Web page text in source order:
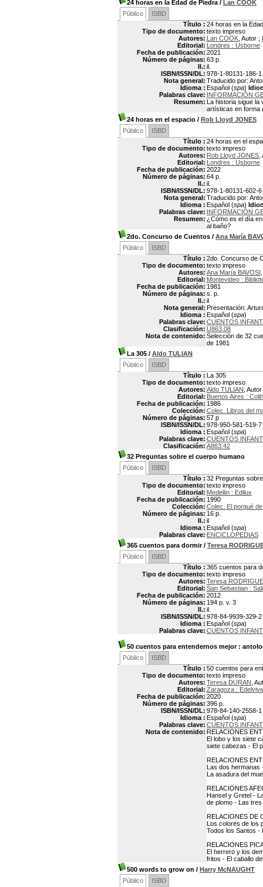
24 horas en la Edad de Piedra / Lan COOK
Público
ISBD
Título : 24 horas en la
Tipo de documento: texto impreso
Autores: Lan COOK , Autor ;
Editorial: Londres : Usborne
Fecha de publicación: 2021
Número de páginas: 63 p.
Il.: il.
ISBN/ISSN/DL: 978-1-80131-186-1
Nota general: Traducido por:
Idioma : Español (spa)
Palabras clave: INFORMACIÓN
Resumen: La historia sigue la
artísticas en forma
24 horas en el espacio / Rob Lloyd JONES
Público
ISBD
Título : 24 horas en el
Tipo de documento: texto impreso
Autores: Rob Lloyd JONES
Editorial: Londres : Usborne
Fecha de publicación: 2022
Número de páginas: 64 p.
Il.: il.
ISBN/ISSN/DL: 978-1-80131-602-6
Nota general: Traducido por:
Idioma : Español (spa)
Palabras clave: INFORMACIÓN
Resumen: ¿Cómo es el día
al baño?
2do. Concurso de Cuentos / Ana María
Público
ISBD
Título : 2do. Concurso de
Tipo de documento: texto impreso
Autores: Ana María BAVOSI
Editorial: Montevideo :
Fecha de publicación: 1981
Número de páginas: s. p.
Il.: il
Nota general: Presentación:
Idioma : Español (spa)
Palabras clave: CUENTOS
Clasificación: U863.08
Nota de contenido: Selección de 32
de 1981
La 305 / Aldo TULIAN
Público
ISBD
Título : La 305
Tipo de documento: texto impreso
Autores: Aldo TULIAN , Autor
Editorial: Buenos Aires :
Fecha de publicación: 1986
Colección: Colec. Libros del
Número de páginas: 57 p
ISBN/ISSN/DL: 978-950-581-519-7
Idioma : Español (spa)
Palabras clave: CUENTOS
Clasificación: A863.42
32 Preguntas sobre el cuerpo humano
Público
ISBD
Título : 32 Preguntas
Tipo de documento: texto impreso
Editorial: Medellin : Edilux
Fecha de publicación: 1990
Colección: Colec. El porqué
Número de páginas: 16 p.
Il.: il
Idioma : Español (spa)
Palabras clave: ENCICLOPEDIAS
365 cuentos para dormir/ Teresa
Público
ISBD
Título : 365 cuentos para
Tipo de documento: texto impreso
Autores: Teresa
Editorial: San Sebastian :
Fecha de publicación: 2012
Número de páginas: 194 p. v. 3
Il.: il.
ISBN/ISSN/DL: 978-84-9939-329-2
Idioma : Español (spa)
Palabras clave: CUENTOS
50 cuentos para entendernos mejor:
Público
ISBD
Título : 50 cuentos para
Tipo de documento: texto impreso
Autores: Teresa DURAN ,
Editorial: Zaragoza :
Fecha de publicación: 2020
Número de páginas: 396 p.
ISBN/ISSN/DL: 978-84-140-2558-1
Idioma : Español (spa)
Palabras clave: CUENTOS
Nota de contenido: RELACIONES
El lobo y los siete
siete cabezas - El
RELACIONES
Las dos hermanas
La asadura del
RELACIONES
Hansel y Gretel -
de plomo - Las
RELACIONES DE
Los colores de los
Todos los Santos -
RELACIONES
El herrero y los
fritos - El caballo
500 words to grow on / Harry McNAUGHT
Público
ISBD